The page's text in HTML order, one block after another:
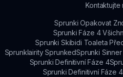
Kontaktujte
Sprunki Opakovat
Sprunki Fáze 4
Sprunki Skibidi Toaleta
Sprunklairity SprunkedSprunki
Sprunki Definitivní Fáze 4
Sprunki Definitivní Fáze